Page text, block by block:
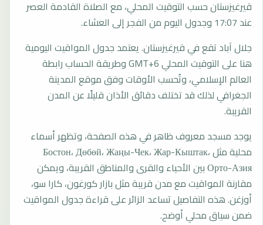
قيرغيزستان حسب التوقيت المحلي، مع الصلاة القادمة العصر
عند 17:07 وجدول اليوم من الفجر إلى العشاء.
جلال آباد تقع في قيرغيزستان. يعتمد جدول المواقيت اليومية
هنا على التوقيت المحلي GMT+6 وطريقة الحساب رابطة
العالم الإسلامي، وتُحسب الأوقات وفق موقع المدينة
الجغرافي لذلك قد تختلف دقائق الأذان قليلًا عن المدن
القريبة.
يوجد مسجد معروف ظاهر في هذه الصفحة، وتظهر أسماء
محلية مثل Бостон، Дөбөй، Жаңы-Чек، Жар-Кыштак،
Орто-Азия بين الأحياء والقرى والمناطق القريبة، ويمكن
مقارنة المواقيت مع مدن قريبة مثل بازار كورغون، كارا سو،
أوزغن. هذه التفاصيل تساعد الزائر على قراءة جدول المواقيت
ضمن سياق محلي أوضح.